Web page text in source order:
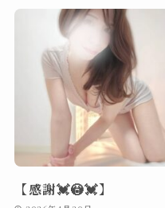
【感謝💓😳💓】